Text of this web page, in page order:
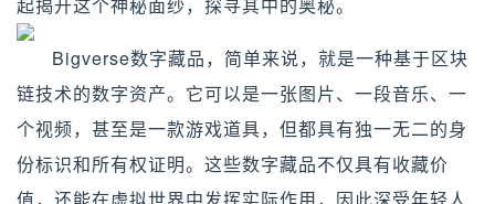
Bigverse数字藏品，简单来说，就是一种基于区块
链技术的数字资产。它可以是一张图片、一段音乐、一
个视频，甚至是一款游戏道具，但都具有独一无二的身
份标识和所有权证明。这些数字藏品不仅具有收藏价